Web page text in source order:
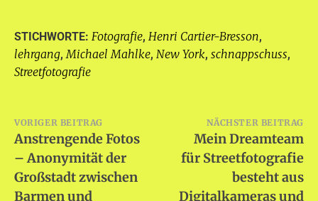
STICHWORTE: Fotografie, Henri Cartier-Bresson,
lehrgang,Michael Mahlke, New York, schnappschuss,
Streetfotografie
Beitragsnavigation
VORIGER BEITRAG
Anstrengende Fotos
– Anonymität der
Großstadt zwischen
Barmen und
NÄCHSTER BEITRAG
Mein Dreamteam
für Streetfotografie
besteht aus
Digitalkameras und